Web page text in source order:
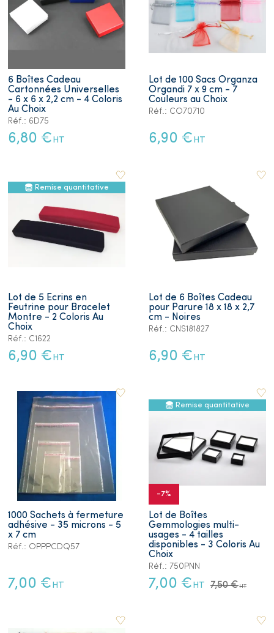
6 Boîtes Cadeau
Cartonnées Universelles
- 6 x 6 x 2,2 cm - 4 Coloris
Au Choix
Réf.: 6D75
6,80 € HT
Lot de 100 Sacs Organza
Organdi 7 x 9 cm - 7
Couleurs au Choix
Réf.: CO70710
6,90 € HT
Remise quantitative
Lot de 5 Ecrins en
Feutrine pour Bracelet
Montre - 2 Coloris Au
Choix
Réf.: C1622
6,90 € HT
Lot de 6 Boîtes Cadeau
pour Parure 18 x 18 x 2,7
cm - Noires
Réf.: CNS181827
6,90 € HT
1000 Sachets à fermeture
adhésive - 35 microns - 5
x 7 cm
Réf.: OPPPCDQ57
7,00 € HT
-7%
Remise quantitative
Lot de Boîtes
Gemmologies multi-
usages - 4 tailles
disponibles - 3 Coloris Au
Choix
Réf.: 750PNN
7,00 € HT 7,50 €HT